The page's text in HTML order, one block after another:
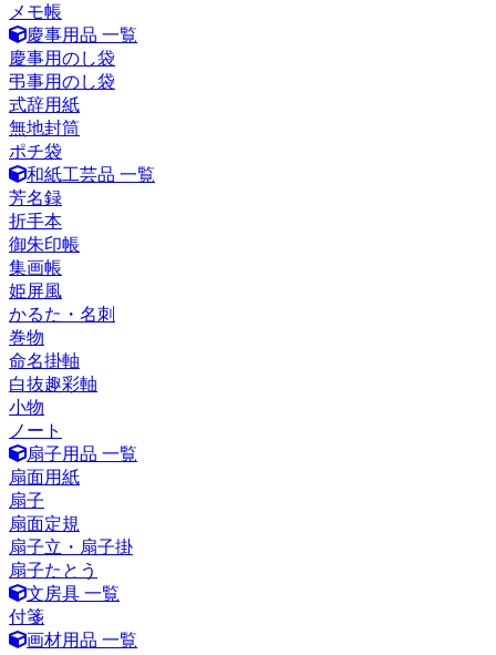
メモ帳
慶事用品 一覧
慶事用のし袋
弔事用のし袋
式辞用紙
無地封筒
ポチ袋
和紙工芸品 一覧
芳名録
折手本
御朱印帳
集画帳
姫屏風
かるた・名刺
巻物
命名掛軸
白抜趣彩軸
小物
ノート
扇子用品 一覧
扇面用紙
扇子
扇面定規
扇子立・扇子掛
扇子たとう
文房具 一覧
付箋
画材用品 一覧